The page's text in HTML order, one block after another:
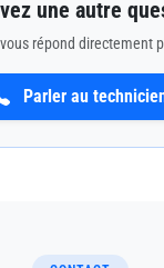
une autre
répond directement
Parler au